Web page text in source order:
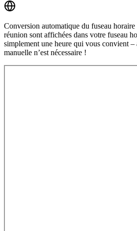
Conversion automatique du fuseau horaire
réunion sont affichées dans votre fuseau
simplement une heure qui vous convient –
manuelle n’est nécessaire !